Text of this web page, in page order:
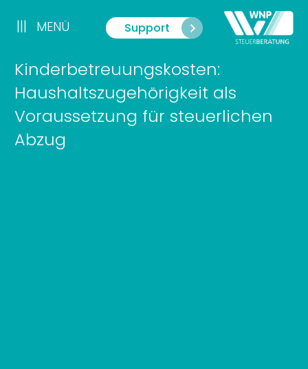
Inhalt
springen
Support
||| MENÜ
Kinderbetreuungskosten:
Haushaltszugehörigkeit als
Voraussetzung für steuerlichen
Abzug